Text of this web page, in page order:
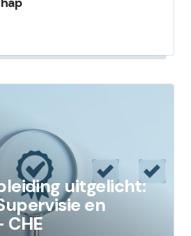
uitgelicht:
en
CHE